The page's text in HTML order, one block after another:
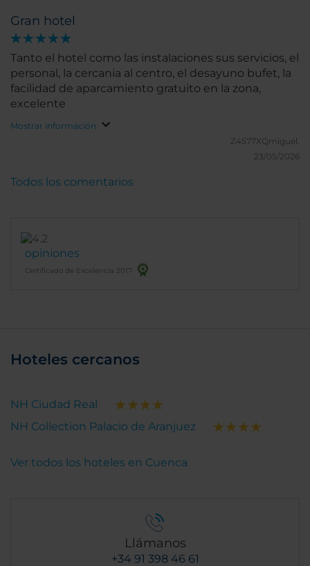
Gran hotel
Tanto el hotel como las instalaciones sus servicios, el
personal, la cercania al centro, el desayuno bufet, la
facilidad de aparcamiento gratuito en la zona,
excelente
Mostrar información
Z4577XQmiguel.
23/05/2026
opiniones
Certificado de Excelencia 2017
Todos los comentarios
Hoteles cercanos
NH Ciudad Real
NH Collection Palacio de Aranjuez
Ver todos los hoteles en Cuenca
Llámanos
+34 91 398 46 61